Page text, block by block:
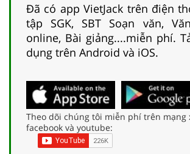
Đã có app VietJack trên điện
tập SGK, SBT Soạn văn,
online, Bài giảng....miễn phí.
dụng trên Android và iOS.
Theo dõi chúng tôi miễn phí trên mạng
facebook và youtube: